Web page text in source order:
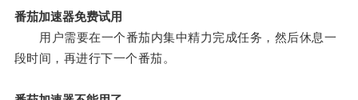
番茄加速器免费试用
用户需要在一个番茄内集中精力完成任务，然后休息一
段时间，再进行下一个番茄。